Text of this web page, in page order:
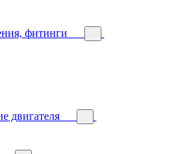
фитинги
двигателя